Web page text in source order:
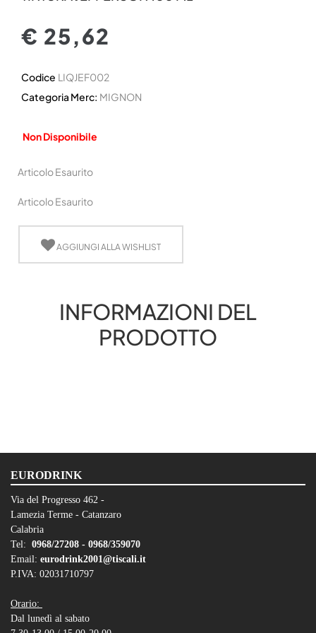
€ 25,62
Codice LIQJEF002
Categoria Merc: MIGNON
Non Disponibile
Articolo Esaurito
Articolo Esaurito
AGGIUNGI ALLA WISHLIST
INFORMAZIONI DEL
PRODOTTO
EURODRINK
Via del Progresso 462 -
Lamezia Terme - Catanzaro
Calabria
Tel: 0968/27208 - 0968/359070
Email: eurodrink2001@tiscali.it
P.IVA: 02031710797
Orario:
Dal lunedì al sabato